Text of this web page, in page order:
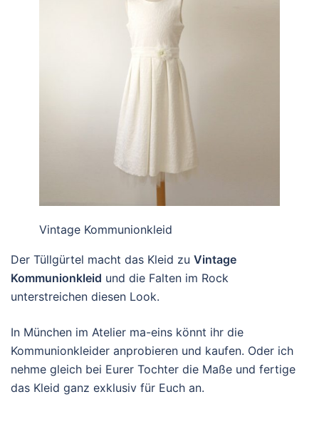
Vintage Kommunionkleid
Der Tüllgürtel macht das Kleid zu Vintage
Kommunionkleid und die Falten im Rock
unterstreichen diesen Look.
In München im Atelier ma-eins könnt ihr die
Kommunionkleider anprobieren und kaufen. Oder ich
nehme gleich bei Eurer Tochter die Maße und fertige
das Kleid ganz exklusiv für Euch an.